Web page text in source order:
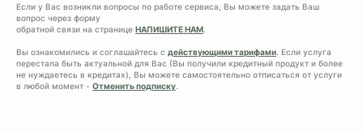
Если у Вас возникли вопросы по работе сервиса, Вы можете задать Ваш
вопрос через форму
обратной связи на странице НАПИШИТЕ НАМ.
Вы ознакомились и соглашайтесь с действующими тарифами. Если услуга
перестала быть актуальной для Вас (Вы получили кредитный продукт и более
не нуждаетесь в кредитах), Вы можете самостоятельно отписаться от услуги
в любой момент - Отменить подписку.